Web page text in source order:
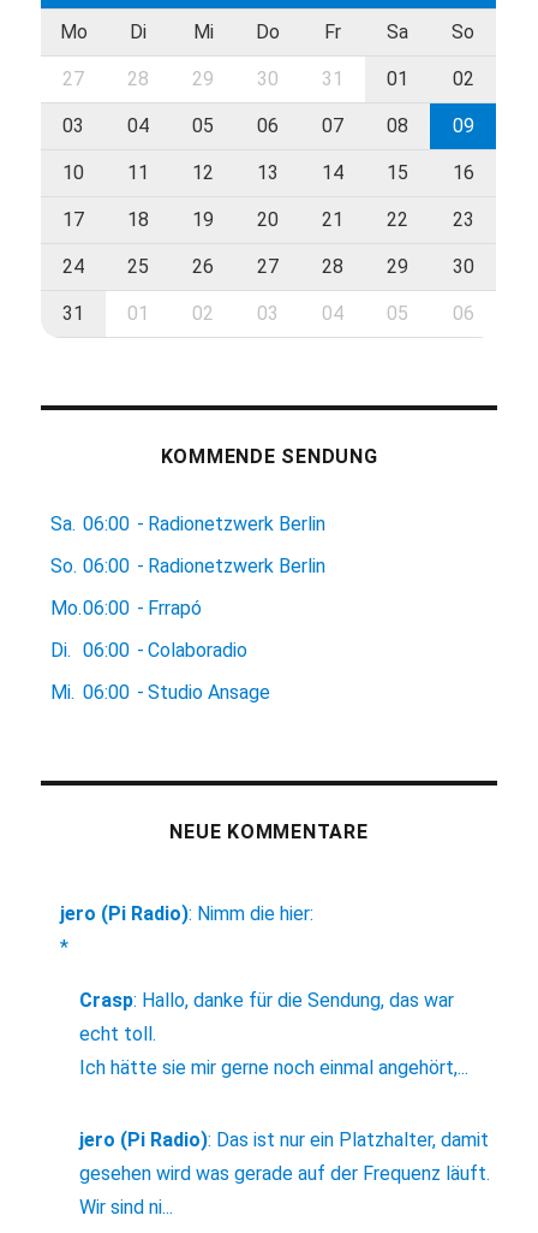
Mo Di Mi Do Fr Sa So
27 28 29 30 31 01 02
03 04 05 06 07 08 09
10 11 12 13 14 15 16
17 18 19 20 21 22 23
24 25 26 27 28 29 30
31 01 02 03 04 05 06
KOMMENDE SENDUNG
Sa. 06:00 - Radionetzwerk Berlin
So. 06:00 - Radionetzwerk Berlin
Mo.06:00 - Frrapó
Di.
06:00 - Colaboradio
Mi. 06:00 - Studio Ansage
NEUE KOMMENTARE
jero (Pi Radio): Nimm die hier:
*
Crasp: Hallo, danke für die Sendung, das war
echt toll.
Ich hätte sie mir gerne noch einmal angehört,...
jero (Pi Radio): Das ist nur ein Platzhalter, damit
gesehen wird was gerade auf der Frequenz läuft.
Wir sind ni...